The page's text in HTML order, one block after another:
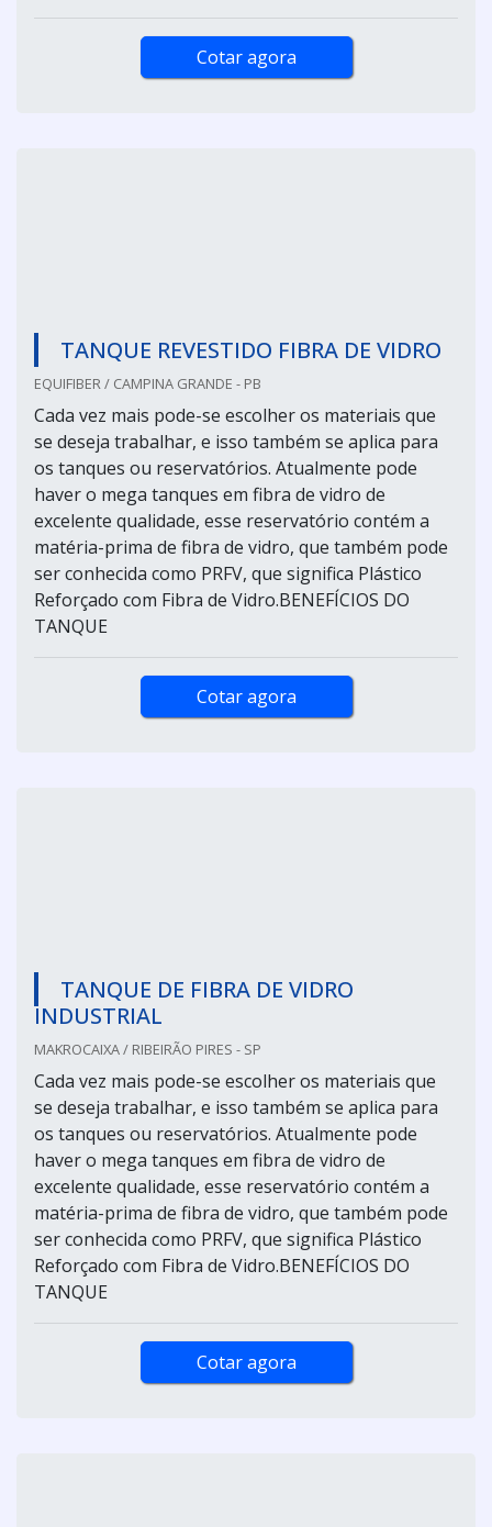
Cotar agora
TANQUE REVESTIDO FIBRA DE VIDRO
EQUIFIBER / CAMPINA GRANDE - PB
Cada vez mais pode-se escolher os materiais que
se deseja trabalhar, e isso também se aplica para
os tanques ou reservatórios. Atualmente pode
haver o mega tanques em fibra de vidro de
excelente qualidade, esse reservatório contém a
matéria-prima de fibra de vidro, que também pode
ser conhecida como PRFV, que significa Plástico
Reforçado com Fibra de Vidro.BENEFÍCIOS DO
TANQUE
Cotar agora
TANQUE DE FIBRA DE VIDRO
INDUSTRIAL
MAKROCAIXA / RIBEIRÃO PIRES - SP
Cada vez mais pode-se escolher os materiais que
se deseja trabalhar, e isso também se aplica para
os tanques ou reservatórios. Atualmente pode
haver o mega tanques em fibra de vidro de
excelente qualidade, esse reservatório contém a
matéria-prima de fibra de vidro, que também pode
ser conhecida como PRFV, que significa Plástico
Reforçado com Fibra de Vidro.BENEFÍCIOS DO
TANQUE
Cotar agora